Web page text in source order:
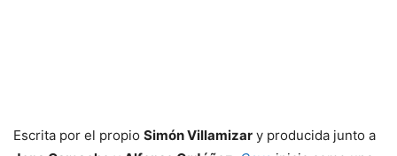
Escrita por el propio Simón Villamizar y producida junto a